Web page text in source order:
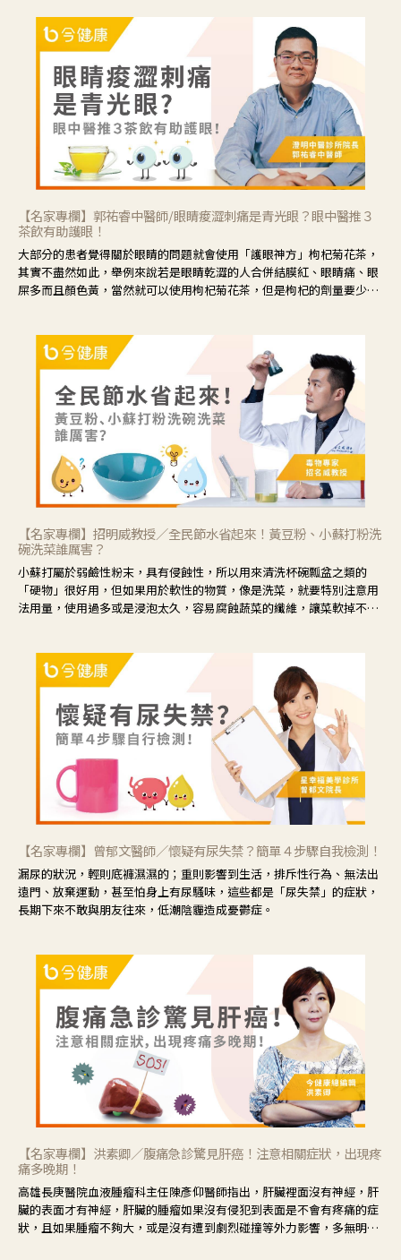
【名家專欄】郭祐睿中醫師/眼睛痠澀刺痛是青光眼？眼中醫推３
茶飲有助護眼！
大部分的患者覺得關於眼睛的問題就會使用「護眼神方」枸杞菊花茶，
其實不盡然如此，舉例來說若是眼睛乾澀的人合併結膜紅、眼睛痛、眼
屎多而且顏色黃，當然就可以使用枸杞菊花茶，但是枸杞的劑量要少，
候就要使用菊花、金銀花來治療；假如單純的眼睛乾澀，結膜沒有紅，
眼睛周圍沒有眼屎，這種情況是屬於「陰虛」，就可以使用枸杞、蓮
藕、麥門冬、山藥等比較滋潤的藥材，效果就更顯著。
【名家專欄】招明威教授／全民節水省起來！黃豆粉、小蘇打粉洗
碗洗菜誰厲害？
小蘇打屬於弱鹼性粉末，具有侵蝕性，所以用來清洗杯碗瓢盆之類的
「硬物」很好用，但如果用於軟性的物質，像是洗菜，就要特別注意用
法用量，使用過多或是浸泡太久，容易腐蝕蔬菜的纖維，讓菜軟掉不清
【名家專欄】曾郁文醫師／懷疑有尿失禁？簡單４步驟自我檢測！
漏尿的狀況，輕則底褲濕濕的；重則影響到生活，排斥性行為、無法出
遠門、放棄運動，甚至怕身上有尿騷味，這些都是「尿失禁」的症狀，
長期下來不敢與朋友往來，低潮陰霾造成憂鬱症。
【名家專欄】洪素卿／腹痛急診驚見肝癌！注意相關症狀，出現疼
痛多晚期！
高雄長庚醫院血液腫瘤科主任陳彥仰醫師指出，肝臟裡面沒有神經，肝
臟的表面才有神經，肝臟的腫瘤如果沒有侵犯到表面是不會有疼痛的症
狀，且如果腫瘤不夠大，或是沒有遭到劇烈碰撞等外力影響，多無明顯